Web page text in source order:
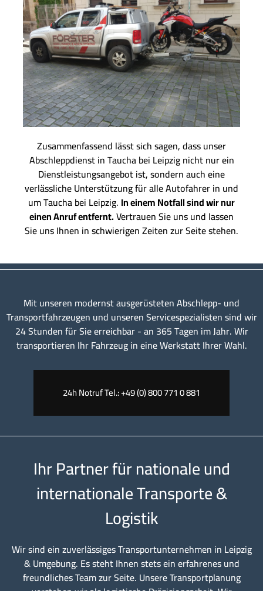
Zusammenfassend lässt sich sagen, dass unser
Abschleppdienst in Taucha bei Leipzig nicht nur ein
Dienstleistungsangebot ist, sondern auch eine
verlässliche Unterstützung für alle Autofahrer in und
um Taucha bei Leipzig. In einem Notfall sind wir nur
einen Anruf entfernt.Vertrauen Sie uns und lassen
Sie uns Ihnen in schwierigen Zeiten zur Seite stehen.
Mit unseren modernst ausgerüsteten Abschlepp- und
Transportfahrzeugen und unseren Servicespezialisten sind wir
24 Stunden für Sie erreichbar - an 365 Tagen im Jahr. Wir
transportieren Ihr Fahrzeug in eine Werkstatt Ihrer Wahl.
24h Notruf Tel.: +49 (0) 800 771 0 881
Ihr Partner für nationale und
internationale Transporte &
Logistik
Wir sind ein zuverlässiges Transportunternehmen in Leipzig
& Umgebung. Es steht Ihnen stets ein erfahrenes und
freundliches Team zur Seite. Unsere Transportplanung